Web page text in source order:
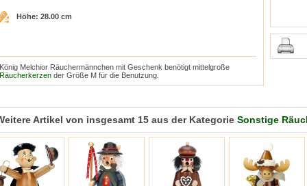
Höhe: 28.00 cm
König Melchior Räuchermännchen mit Geschenk benötigt mittelgroße
Räucherkerzen der Größe M für die Benutzung.
Artikel von insgesamt 15 aus der Kategorie Sonstige